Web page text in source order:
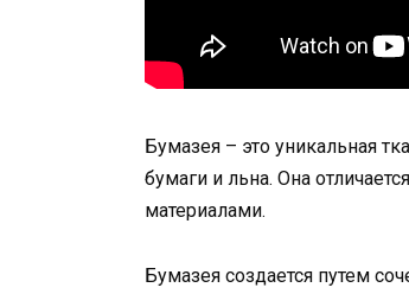
Бумазея – это уникальная
бумаги и льна. Она
материалами.
Бумазея создается путем